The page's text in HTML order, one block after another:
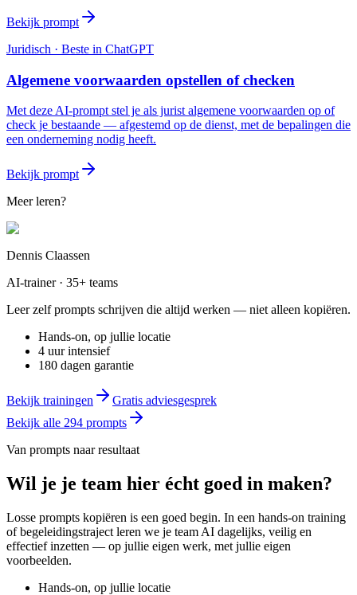
Bekijk prompt
Juridisch · Beste in ChatGPT
Algemene voorwaarden opstellen of checken
Met deze AI-prompt stel je als jurist algemene voorwaarden op of
check je bestaande — afgestemd op de dienst, met de bepalingen die
een onderneming nodig heeft.
Bekijk prompt
Meer leren?
Dennis Claassen
AI-trainer · 35+ teams
Leer zelf prompts schrijven die altijd werken — niet alleen kopiëren.
Hands-on, op jullie locatie
4 uur intensief
180 dagen garantie
Bekijk trainingen
Gratis adviesgesprek
Bekijk alle 294 prompts
Van prompts naar resultaat
Wil je je team hier écht goed in maken?
Losse prompts kopiëren is een goed begin. In een hands-on training
of begeleidingstraject leren we je team AI dagelijks, veilig en
effectief inzetten — op jullie eigen werk, met jullie eigen
voorbeelden.
Hands-on, op jullie locatie